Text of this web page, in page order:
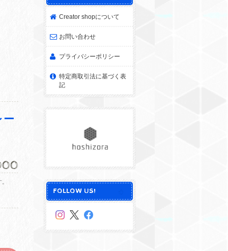
Creator shopについて
お問い合わせ
プライバシーポリシー
特定商取引法に基づく表
記
FOLLOW US!